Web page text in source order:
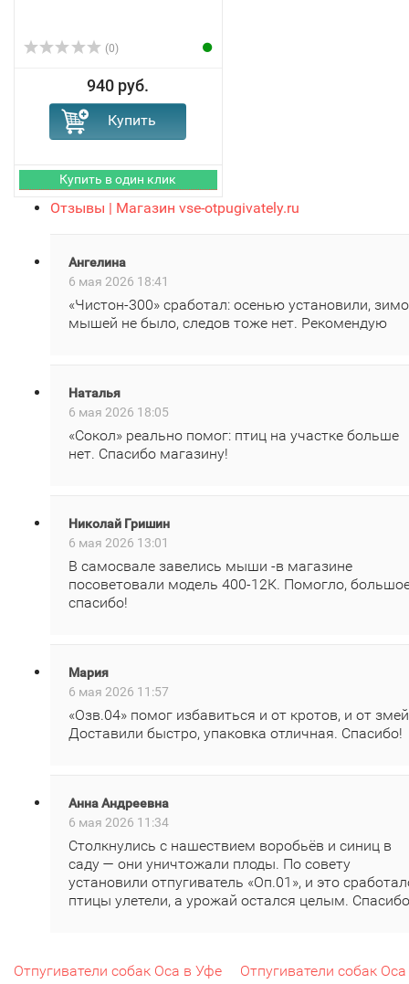
(0)
940 руб.
Отзывы | Магазин vse-otpugivately.ru
Ангелина
6 мая 2026 18:41
«Чистон‑300» сработал: осенью установили,
мышей не было, следов тоже нет. Рекомендую
Наталья
6 мая 2026 18:05
«Сокол» реально помог: птиц на участке больше
нет. Спасибо магазину!
Николай Гришин
6 мая 2026 13:01
В самосвале завелись мыши -в магазине
посоветовали модель 400‑12К. Помогло,
спасибо!
Мария
6 мая 2026 11:57
«Озв.04» помог избавиться и от кротов, и от
Доставили быстро, упаковка отличная. Спасибо!
Анна Андреевна
6 мая 2026 11:34
Столкнулись с нашествием воробьёв и синиц в
саду — они уничтожали плоды. По совету
установили отпугиватель «Оп.01», и это
птицы улетели, а урожай остался целым.
Отпугиватели собак Оса в Уфе Отпугиватели собак